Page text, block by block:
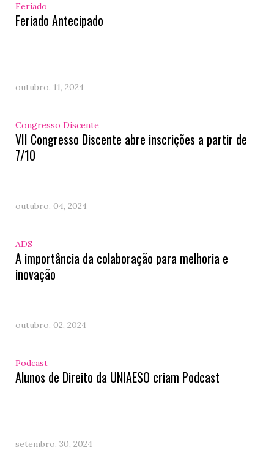
Feriado
Feriado Antecipado
outubro. 11, 2024
Congresso Discente
VII Congresso Discente abre inscrições a partir de
7/10
outubro. 04, 2024
ADS
A importância da colaboração para melhoria e
inovação
outubro. 02, 2024
Podcast
Alunos de Direito da UNIAESO criam Podcast
setembro. 30, 2024